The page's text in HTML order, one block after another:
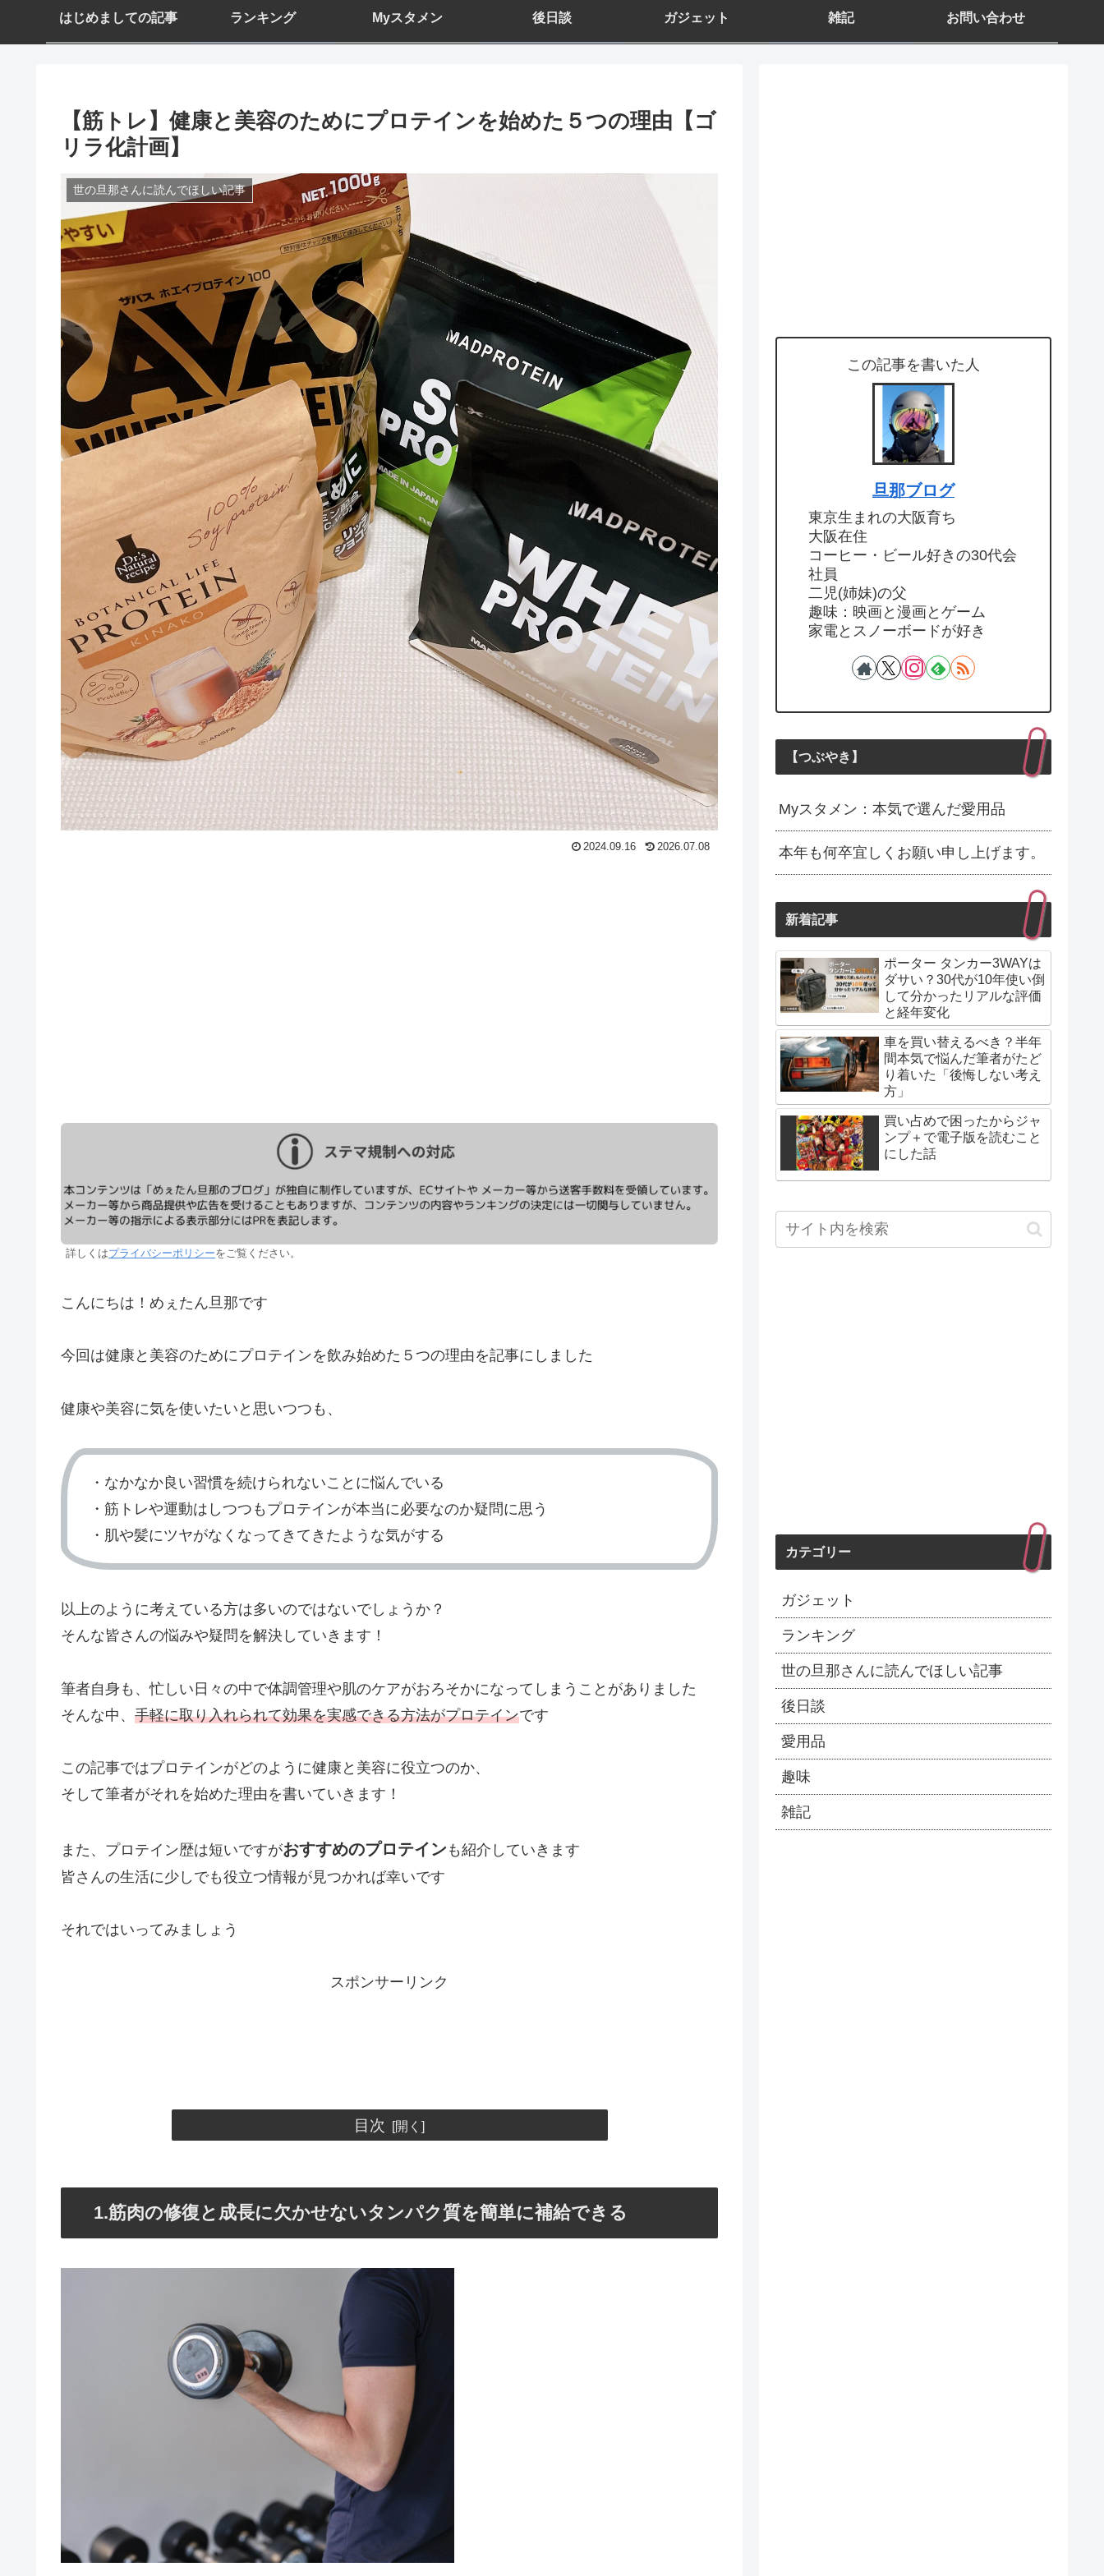
はじめましての記事 ランキング Myスタメン 後日談 ガジェット 雑記 お問い合わせ
【筋トレ】健康と美容のためにプロテインを始めた５つの理由【ゴ
リラ化計画】
世の旦那さんに読んでほしい記事
2024.09.16 2026.07.08
詳しくはプライバシーポリシーをご覧ください。
こんにちは！めぇたん旦那です
今回は健康と美容のためにプロテインを飲み始めた５つの理由を記事にしました
健康や美容に気を使いたいと思いつつも、
・なかなか良い習慣を続けられないことに悩んでいる
・筋トレや運動はしつつもプロテインが本当に必要なのか疑問に思う
・肌や髪にツヤがなくなってきてきたような気がする
以上のように考えている方は多いのではないでしょうか？
そんな皆さんの悩みや疑問を解決していきます！
筆者自身も、忙しい日々の中で体調管理や肌のケアがおろそかになってしまうことがありました
そんな中、 手軽に取り入れられて効果を実感できる方法がプロテインです
この記事ではプロテインがどのように健康と美容に役立つのか、
そして筆者がそれを始めた理由を書いていきます！
また、プロテイン歴は短いですがおすすめのプロテイン も紹介していきます
皆さんの生活に少しでも役立つ情報が見つかれば幸いです
それではいってみましょう
スポンサーリンク
目次
1.筋肉の修復と成長に欠かせないタンパク質を簡単に補給できる
この記事を書いた人
旦那ブログ
東京生まれの大阪育ち
大阪在住
コーヒー・ビール好きの30代会
社員
二児(姉妹)の父
趣味：映画と漫画とゲーム
家電とスノーボードが好き
【つぶやき】
Myスタメン：本気で選んだ愛用品
本年も何卒宜しくお願い申し上げます。
新着記事
ポーター タンカー3WAYは
ダサい？30代が10年使い倒
して分かったリアルな評価
と経年変化
車を買い替えるべき？半年
間本気で悩んだ筆者がたど
り着いた「後悔しない考え
方」
買い占めで困ったからジャ
ンプ＋で電子版を読むこと
にした話
カテゴリー
ガジェット
ランキング
世の旦那さんに読んでほしい記事
後日談
愛用品
趣味
雑記